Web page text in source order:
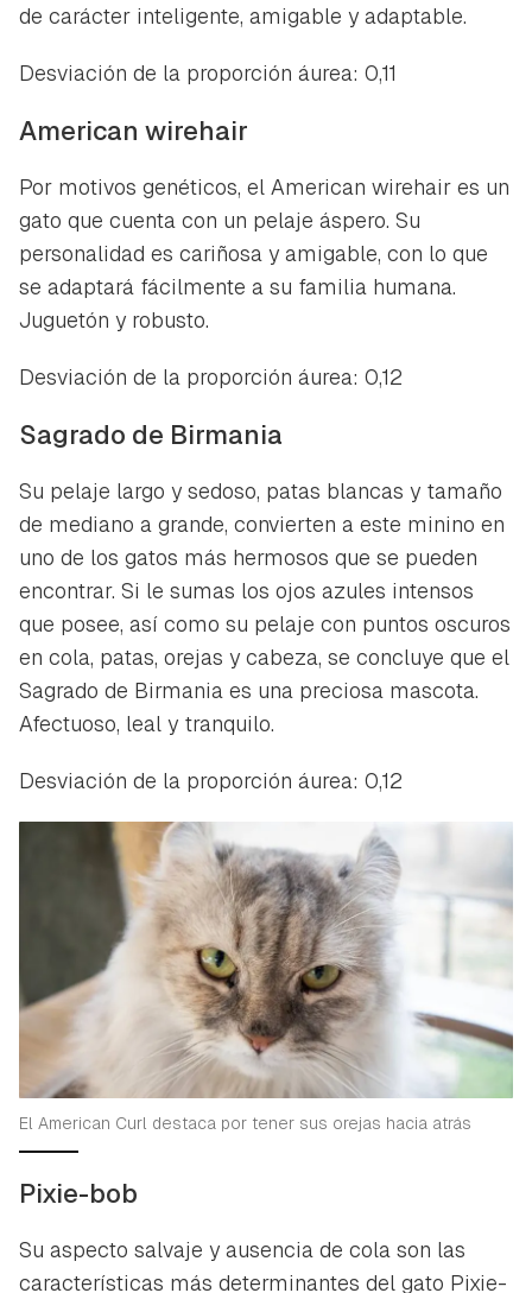
de carácter inteligente, amigable y adaptable.
Desviación de la proporción áurea: 0,11
American wirehair
Por motivos genéticos, el American wirehair es un
gato que cuenta con un pelaje áspero. Su
personalidad es cariñosa y amigable, con lo que
se adaptará fácilmente a su familia humana.
Juguetón y robusto.
Desviación de la proporción áurea: 0,12
Sagrado de Birmania
Su pelaje largo y sedoso, patas blancas y tamaño
de mediano a grande, convierten a este minino en
uno de los gatos más hermosos que se pueden
encontrar. Si le sumas los ojos azules intensos
que posee, así como su pelaje con puntos oscuros
en cola, patas, orejas y cabeza, se concluye que el
Sagrado de Birmania es una preciosa mascota.
Afectuoso, leal y tranquilo.
Desviación de la proporción áurea: 0,12
El American Curl destaca por tener sus orejas hacia atrás
Pixie-bob
Su aspecto salvaje y ausencia de cola son las
características más determinantes del gato Pixie-